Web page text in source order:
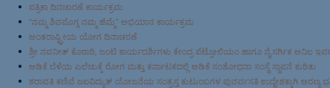
ಪತ್ರಿಕಾ ದಿನಚಾರಣೆ ಕಾರ್ಯಕ್ರಮ
“ನಮ್ಮ ಶಿವಮೊಗ್ಗ ನಮ್ಮ ಹೆಮ್ಮೆ” ಅಭಿಯಾನ ಕಾರ್ಯಕ್ರಮ
ಅಂತರಾಷ್ಟ್ರೀಯ ಯೋಗ ದಿನಾಚರಣೆ
ಶ್ರೀ ನವನೀತ್ ಕೊಠಾರಿ, ಜಂಟಿ ಕಾರ್ಯದರ್ಶಿಗಳು ಕೇಂದ್ರ ಪೆಟ್ರೋಲಿಯಂ ಹಾಗೂ ನೈಸರ್ಗಿಕ ಅನಿಲ
ಅಡಿಕೆ ಬೆಳೆಯ ಎಲೆಚುಕ್ಕೆ ರೋಗ ಮತ್ತು ಕರ್ನಾಟಕದಲ್ಲಿ ಅಡಿಕೆ ಸಂಶೋಧನಾ ಸಂಸ್ಥೆ ಸ್ಥಾಪನೆ ಕುರಿತು
ಶರಾವತಿ ಕಣಿವೆ ಜಲವಿದ್ಯುತ್ ಯೋಜನೆಯ ಸಂತ್ರಸ್ತ ಕುಟುಂಬಗಳ ಪುನರ್ವಸತಿ ಉದ್ದೇಶಕ್ಕಾಗಿ